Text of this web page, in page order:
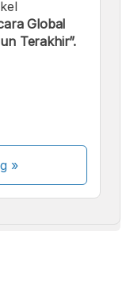
Global
Terakhir”.
»
dalam